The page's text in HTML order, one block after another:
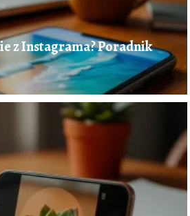
z Instagrama? Poradnik